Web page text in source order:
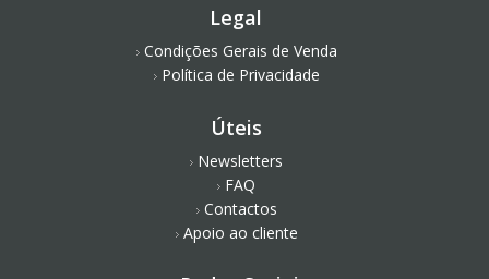
Legal
Condições Gerais de Venda
Política de Privacidade
Úteis
Newsletters
FAQ
Contactos
Apoio ao cliente